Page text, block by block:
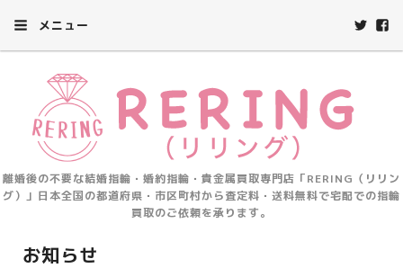
メニュー
離婚後の不要な結婚指輪・婚約指輪・貴金属買取専門店「RERING（リリン
グ）」日本全国の都道府県・市区町村から査定料・送料無料で宅配での指輪
買取のご依頼を承ります。
お知らせ